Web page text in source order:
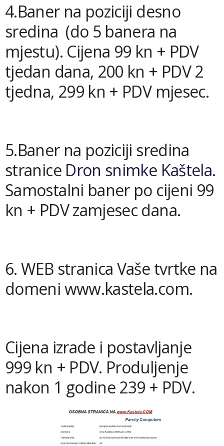
4.Baner na poziciji desno
sredina (do 5 banera na
mjestu). Cijena 99 kn + PDV
tjedan dana, 200 kn + PDV 2
tjedna, 299 kn + PDV mjesec.
5.Baner na poziciji sredina
stranice Dron snimke Kaštela.
Samostalni baner po cijeni 99
kn + PDV zamjesec dana.
6. WEB stranica Vaše tvrtke na
domeni www.kastela.com.
Cijena izrade i postavljanje
999 kn + PDV. Produljenje
nakon 1 godine 239 + PDV.